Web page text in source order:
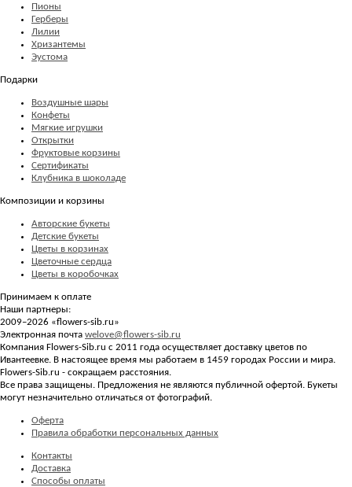
Пионы
Герберы
Лилии
Хризантемы
Эустома
Подарки
Воздушные шары
Конфеты
Мягкие игрушки
Открытки
Фруктовые корзины
Сертификаты
Клубника в шоколаде
Композиции и корзины
Авторские букеты
Детские букеты
Цветы в корзинах
Цветочные сердца
Цветы в коробочках
Принимаем к оплате
Наши партнеры:
2009–2026 «flowers-sib.ru»
Электронная почта welove@flowers-sib.ru
Компания Flowers-Sib.ru с 2011 года осуществляет доставку цветов по
Ивантеевке. В настоящее время мы работаем в 1459 городах России и мира.
Flowers-Sib.ru - сокращаем расстояния.
Все права защищены. Предложения не являются публичной офертой. Букеты
могут незначительно отличаться от фотографий.
Оферта
Правила обработки персональных данных
Контакты
Доставка
Способы оплаты